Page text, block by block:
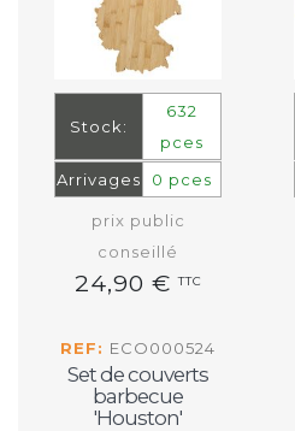
Stock:
632
pces
Arrivages
0 pces
prix public
conseillé
24,90 €TTC
REF: ECO000524
Set de couverts
barbecue
'Houston'